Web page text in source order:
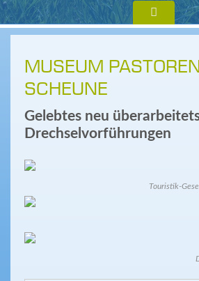
MUSEUM
SCHEUNE
Gelebtes neu
Drechselvorführungen
Touristik-